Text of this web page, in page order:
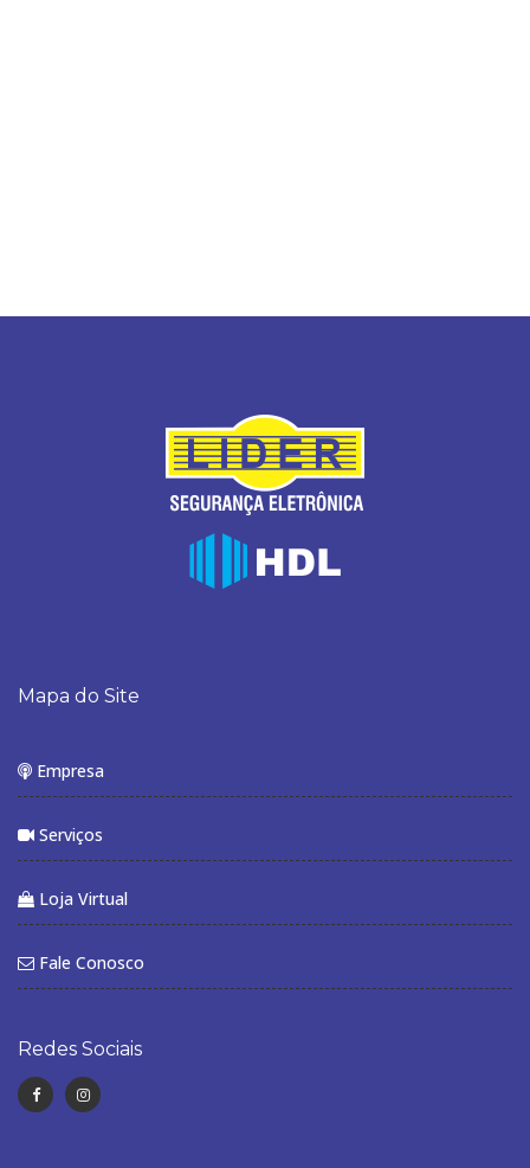
Mapa do Site
Empresa
Serviços
Loja Virtual
Fale Conosco
Redes Sociais